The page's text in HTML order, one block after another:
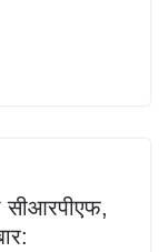
सीआरपीएफ,